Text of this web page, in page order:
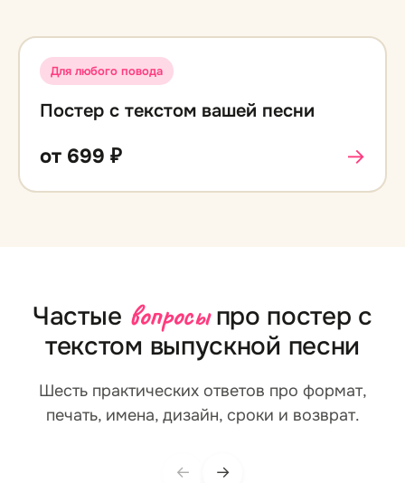
Для любого повода
Постер с текстом вашей песни
от 699 ₽ →
Частые вопросыпро постер с
текстом выпускной песни
Шесть практических ответов про формат,
печать, имена, дизайн, сроки и возврат.
← →